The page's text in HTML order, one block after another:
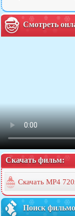
Смотреть
Скачать фильм:
Скачать MP4
Поиск